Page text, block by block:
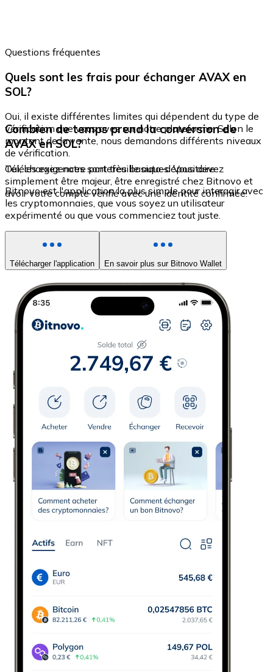
Questions fréquentes
Quels sont les frais pour échanger AVAX en
SOL?
Oui, il existe différentes limites qui dépendent du type de
vérification que vous avez sur notre plateforme. Selon le
montant de la vente, nous demandons différents niveaux
de vérification.
Combien de temps prend la conversion de
AVAX en SOL?
Oui, les exigences sont très basiques. Vous devez
simplement être majeur, être enregistré chez Bitnovo et
avoir votre compte vérifié avec une identité confirmée.
Téléchargez notre portefeuille auto-dépositaire
Bitnovo est l'application la plus simple pour interagir avec
les cryptomonnaies, que vous soyez un utilisateur
expérimenté ou que vous commenciez tout juste.
Télécharger l'application En savoir plus sur Bitnovo Wallet